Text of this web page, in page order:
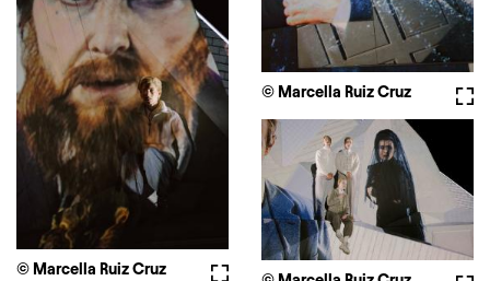
© Marcella Ruiz Cruz
Fullscreen
© Marcella Ruiz Cruz